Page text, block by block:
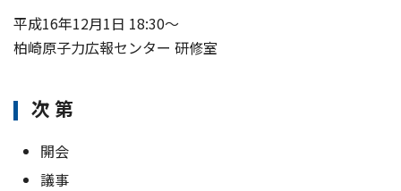
平成16年12月1日 18:30〜
柏崎原子力広報センター 研修室
次 第
開会
議事